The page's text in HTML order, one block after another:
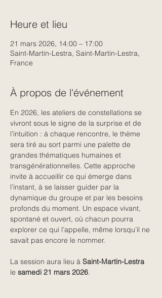
Heure et lieu
21 mars 2026, 14:00 – 17:00
Saint-Martin-Lestra, Saint-Martin-Lestra,
France
À propos de l'événement
En 2026, les ateliers de constellations se
vivront sous le signe de la surprise et de
l’intuition : à chaque rencontre, le thème
sera tiré au sort parmi une palette de
grandes thématiques humaines et
transgénérationnelles. Cette approche
invite à accueillir ce qui émerge dans
l’instant, à se laisser guider par la
dynamique du groupe et par les besoins
profonds du moment. Un espace vivant,
spontané et ouvert, où chacun pourra
explorer ce qui l’appelle, même lorsqu’il ne
savait pas encore le nommer.
La session aura lieu à Saint-Martin-Lestra
le samedi 21 mars 2026.